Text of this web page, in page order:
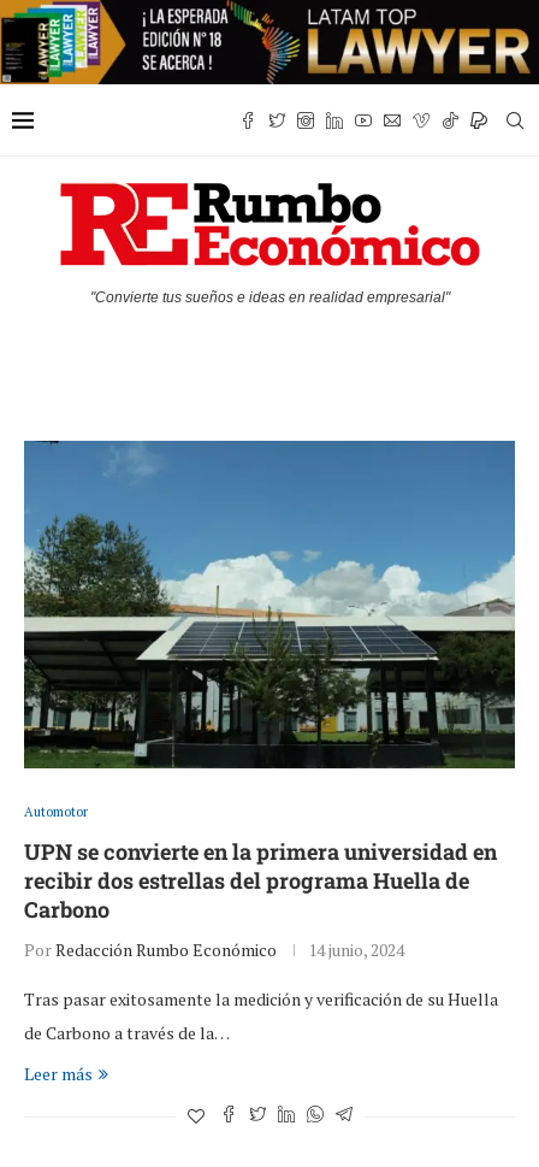
"Convierte tus sueños e ideas en realidad empresarial"
Automotor
UPN se convierte en la primera universidad en
recibir dos estrellas del programa Huella de
Carbono
PorRedacción Rumbo Económico 14 junio, 2024
Tras pasar exitosamente la medición y verificación de su Huella
de Carbono a través de la…
Leer más